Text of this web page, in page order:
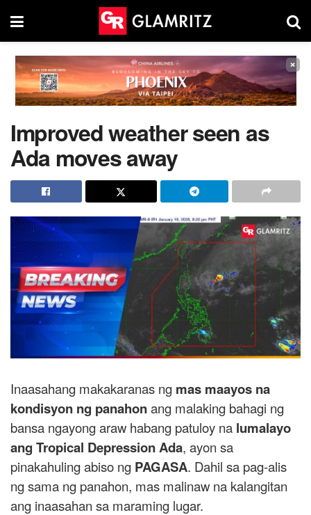
×
Improved weather seen as
Ada moves away
Inaasahang makakaranas ng mas maayos na
kondisyon ng panahonang malaking bahagi ng
bansa ngayong araw habang patuloy na lumalayo
ang Tropical Depression Ada, ayon sa
pinakahuling abiso ng PAGASA. Dahil sa pag-alis
ng sama ng panahon, mas malinaw na kalangitan
ang inaasahan sa maraming lugar.